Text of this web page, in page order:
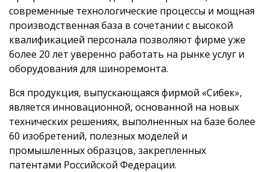
современные технологические процессы и мощная
производственная база в сочетании с высокой
квалификацией персонала позволяют фирме уже
более 20 лет уверенно работать на рынке услуг и
оборудования для шиноремонта.
Вся продукция, выпускающаяся фирмой «Сибек»,
является инновационной, основанной на новых
технических решениях, выполненных на базе более
60 изобретений, полезных моделей и
промышленных образцов, закрепленных
патентами Российской Федерации.